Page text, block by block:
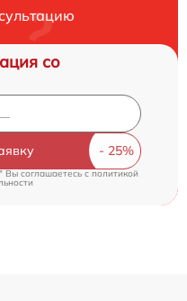
со
Вы соглашаетесь cполитикой